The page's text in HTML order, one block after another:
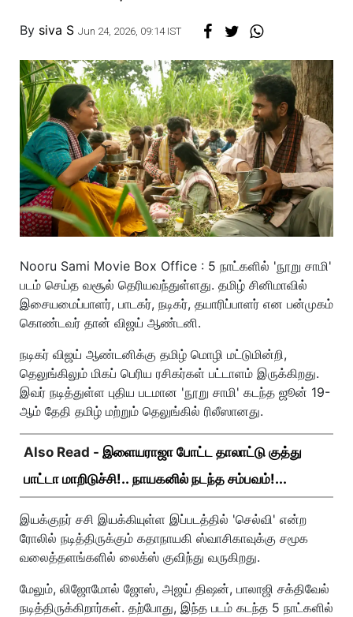
By siva S Jun 24, 2026, 09:14 IST
Nooru Sami Movie Box Office : 5 நாட்களில் 'நூறு சாமி'
படம் செய்த வசூல் தெரியவந்துள்ளது. தமிழ் சினிமாவில்
இசையமைப்பாளர், பாடகர், நடிகர், தயாரிப்பாளர் என பன்முகம்
கொண்டவர் தான் விஜய் ஆண்டனி.
நடிகர் விஜய் ஆண்டனிக்கு தமிழ் மொழி மட்டுமின்றி,
தெலுங்கிலும் மிகப் பெரிய ரசிகர்கள் பட்டாளம் இருக்கிறது.
இவர் நடித்துள்ள புதிய படமான 'நூறு சாமி' கடந்த ஜூன் 19-
ஆம் தேதி தமிழ் மற்றும் தெலுங்கில் ரிலீஸானது.
Also Read - இளையராஜா போட்ட தாலாட்டு குத்து
பாட்டா மாறிடுச்சி!.. நாயகனில் நடந்த சம்பவம்!...
இயக்குநர் சசி இயக்கியுள்ள இப்படத்தில் 'செல்வி' என்ற
ரோலில் நடித்திருக்கும் கதாநாயகி ஸ்வாசிகாவுக்கு சமூக
வலைத்தளங்களில் லைக்ஸ் குவிந்து வருகிறது.
மேலும், லிஜோமோல் ஜோஸ், அஜய் திஷன், பாலாஜி சக்திவேல்
நடித்திருக்கிறார்கள். தற்போது, இந்த படம் கடந்த 5 நாட்களில்